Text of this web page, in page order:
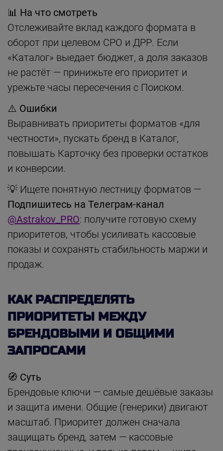
📊 На что смотреть
Отслеживайте вклад каждого формата в
оборот при целевом CPO и ДРР. Если
«Каталог» выедает бюджет, а доля заказов
не растёт — принижьте его приоритет и
урежьте часы пересечения с Поиском.
⚠️ Ошибки
Выравнивать приоритеты форматов «для
честности», пускать бренд в Каталог,
повышать Карточку без проверки остатков
и конверсии.
💡 Ищете понятную лестницу форматов —
Подпишитесь на Телеграм-канал
@Astrakov_PRO: получите готовую схему
приоритетов, чтобы усиливать кассовые
показы и сохранять стабильность маржи и
продаж.
КАК РАСПРЕДЕЛЯТЬ
ПРИОРИТЕТЫ МЕЖДУ
БРЕНДОВЫМИ И ОБЩИМИ
ЗАПРОСАМИ
🧭 Суть
Брендовые ключи — самые дешёвые заказы
и защита имени. Общие (генерики) двигают
масштаб. Приоритет должен сначала
защищать бренд, затем — кассовые